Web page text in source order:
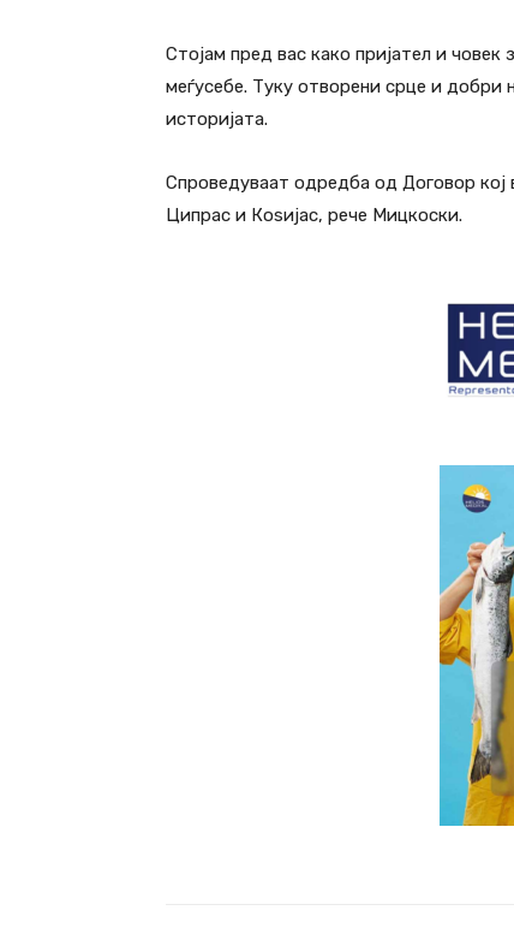
Стојам пред вас како пријател и
меѓусебе. Туку отворени срце и добри
историјата.
Спроведуваат одредба од Договор
Ципрас и Коѕијас, рече Мицкоски.